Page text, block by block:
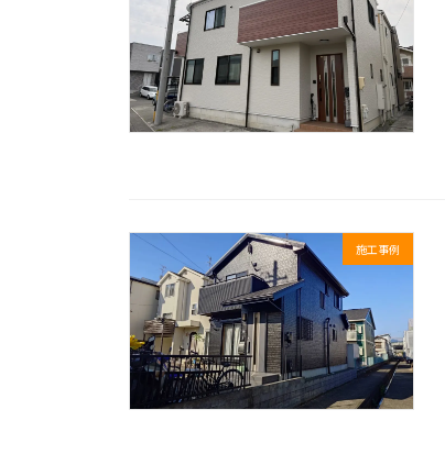
施工事例